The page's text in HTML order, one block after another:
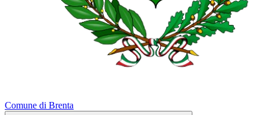
Comune di Brenta